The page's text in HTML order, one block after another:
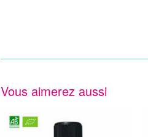
Vous aimerez aussi